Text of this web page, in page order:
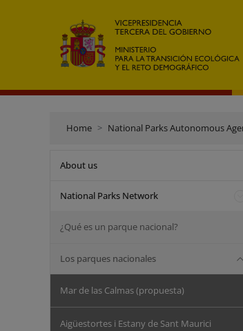
Home National Parks Autonomous
About us
National Parks Network
¿Qué es un parque nacional?
Los parques nacionales
Mar de las Calmas (propuesta)
Aigüestortes i Estany de Sant Maurici